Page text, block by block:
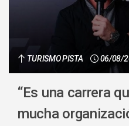
TURISMO PISTA 06/08/
“Es una carrera
mucha